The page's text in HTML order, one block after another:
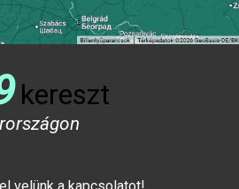
kereszt
velünk a kapcsolatot!